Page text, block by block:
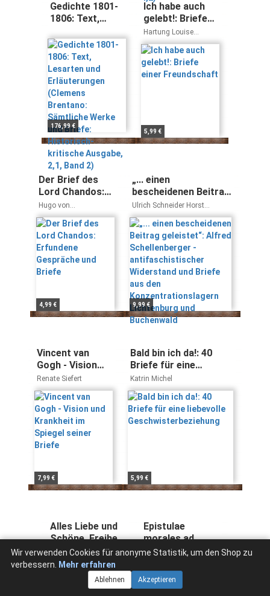
Gedichte 1801-
1806: Text,
Erläuterungen
(Clemens
Brentano:
Sämtliche
Werke und
Briefe:
Historisch-
kritische
Ausgabe, 2,1,
Band 2)
176,99 €
Ich habe auch
gelebt!: Briefe
einer
Freundschaft
Hartung Louise
Lindgren Astrid
5,99 €
Der Brief des
Lord Chandos:
Erfundene
Gespräche und
Briefe
Hugo von
Hofmannsthal
4,99 €
„... einen
bescheidenen Beitrag
geleistet“: Alfred
Schellenberger -
antifaschistischer
Widerstand und
Briefe aus den
Konzentrationslagern
Lichtenburg und
Buchenwald
Ulrich Schneider Horst
Gobrecht
9,99 €
Vincent van
Gogh - Vision
und Krankheit im
Spiegel seiner
Briefe
Renate Siefert
7,99 €
Bald bin ich da!: 40
Briefe für eine
liebevolle
Geschwisterbeziehung
Katrin Michel
5,99 €
Alles Liebe und
Schöne, Freiheit
und Glück -
Briefe von und
an Erich Fried
Herausgegeben von
Volker Kaukoreit
Epistulae
morales ad
Lucilium. Liber II
Lucilius über
Ethik. 2. Buch:
Seneca
Wir verwenden Cookies für anonyme Statistik, um den Shop zu
verbessern.
Mehr erfahren
Ablehnen Akzeptieren